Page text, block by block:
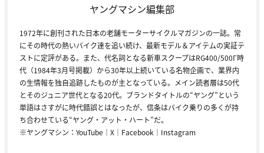
ヤングマシン編集部
1972年に創刊された日本の老舗モーターサイクルマガジンの一誌。常
にその時代の熱いバイク達を追い続け、最新モデル＆アイテムの実証テ
ストに定評がある。また、代名詞となる新車スクープはRG400/500Γ時
代（1984年3月号掲載）から30年以上続いている名物企画で、業界内
の生情報を独自追跡したものが主となっている。メイン読者層は50代
とそのジュニア世代となる20代。ブランドタイトルの“ヤング”という
単語はさすがに時代錯誤とはなったが、信条はバイク乗りの多くが持
ち合わせている“ヤング・アット・ハート”だ。
※ヤングマシン： YouTube ｜ X ｜ Facebook ｜ Instagram